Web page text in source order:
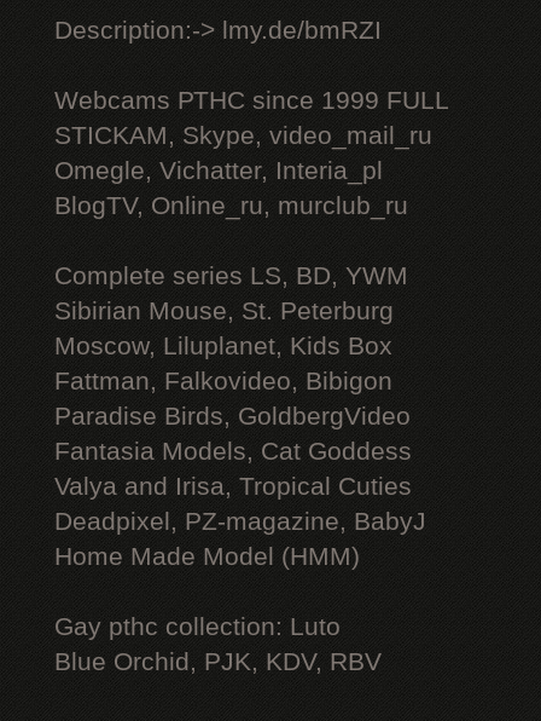
Description:-> lmy.de/bmRZI
Webcams РТНС since 1999 FULL
STICKAM, Skype, video_mail_ru
Omegle, Vichatter, Interia_pl
BlogTV, Online_ru, murclub_ru
Complete series LS, BD, YWM
Sibirian Mouse, St. Peterburg
Moscow, Liluplanet, Kids Box
Fattman, Falkovideo, Bibigon
Paradise Birds, GoldbergVideo
Fantasia Models, Cat Goddess
Valya and Irisa, Tropical Cuties
Deadpixel, PZ-magazine, BabyJ
Home Made Model (HMM)
Gay рthс collection: Luto
Blue Orchid, PJK, KDV, RBV